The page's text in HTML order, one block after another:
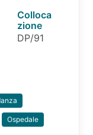
Colloca
zione
DP/91
Ospedale